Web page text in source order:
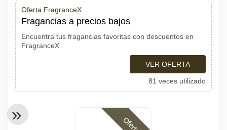
Oferta FragranceX
Fragancias a precios bajos
Encuentra tus fragancias favoritas con descuentos en
FragranceX
VER OFERTA
81 veces utilizado